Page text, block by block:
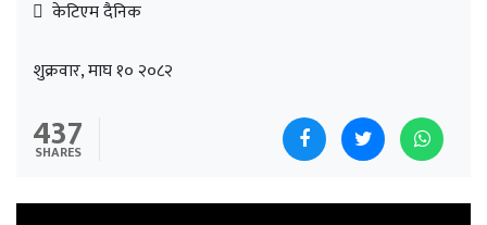
केटिएम दैनिक
शुक्रवार, माघ १० २०८२
437
SHARES